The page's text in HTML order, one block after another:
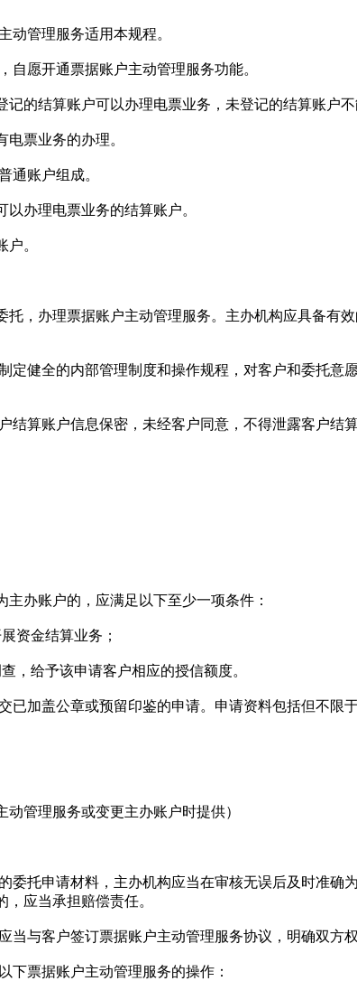
管理服务适用本规程。
愿开通票据账户主动管理服务功能。
结算账户可以办理电票业务，未登记的结算账户
票业务的办理。
账户组成。
办理电票业务的结算账户。
。
办理票据账户主动管理服务。主办机构应具备有
健全的内部管理制度和操作规程，对客户和委托意
算账户信息保密，未经客户同意，不得泄露客户结
办账户的，应满足以下至少一项条件：
资金结算业务；
给予该申请客户相应的授信额度。
加盖公章或预留印鉴的申请。申请资料包括但不限
管理服务或变更主办账户时提供）
托申请材料，主办机构应当在审核无误后及时准确
应当承担赔偿责任。
与客户签订票据账户主动管理服务协议，明确双方
票据账户主动管理服务的操作：